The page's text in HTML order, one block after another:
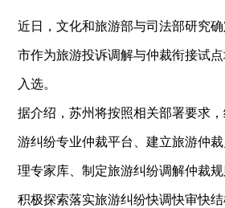
近日，文化和旅游部与司法部研究
市作为旅游投诉调解与仲裁衔接试
入选。
据介绍，苏州将按照相关部署要求
游纠纷专业仲裁平台、建立旅游仲
理专家库、制定旅游纠纷调解仲裁规
积极探索落实旅游纠纷快调快审快